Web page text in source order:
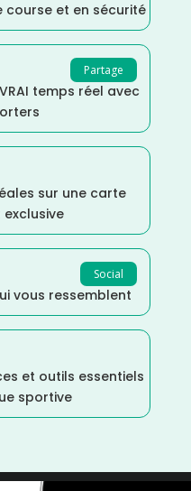
et en sécurité
Partage
temps réel avec
sur une carte
Social
vous ressemblent
et outils essentiels
sportive